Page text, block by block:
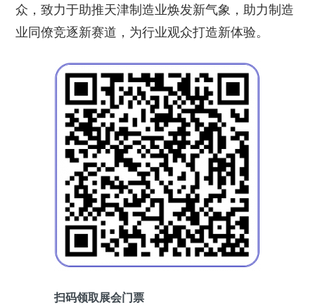
众，致力于助推天津制造业焕发新气象，助力制造
业同僚竞逐新赛道，为行业观众打造新体验。
扫码领取展会门票